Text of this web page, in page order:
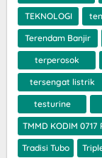
TEKNOLOGI
Terendam Banjir
terperosok
tersengat listrik
testurine
TMMD KODIM 0717
Tradisi Tubo